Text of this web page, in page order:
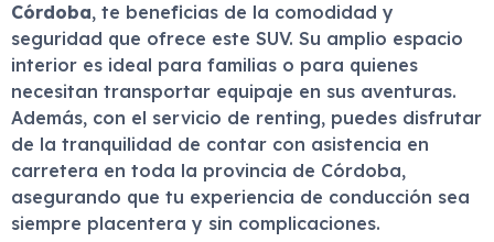
Córdoba, te beneficias de la comodidad y
seguridad que ofrece este SUV. Su amplio espacio
interior es ideal para familias o para quienes
necesitan transportar equipaje en sus aventuras.
Además, con el servicio de renting, puedes disfrutar
de la tranquilidad de contar con asistencia en
carretera en toda la provincia de Córdoba,
asegurando que tu experiencia de conducción sea
siempre placentera y sin complicaciones.